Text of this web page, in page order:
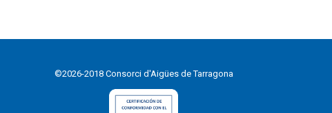
©2026-2018 Consorci d'Aigües de Tarragona